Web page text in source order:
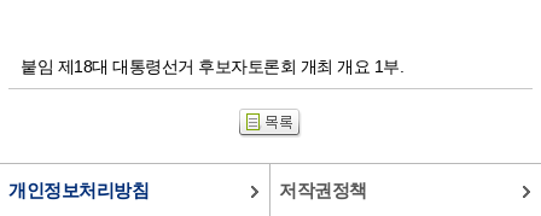
붙임 제18대 대통령선거 후보자토론회 개최 개요 1부.
개인정보처리방침 저작권정책